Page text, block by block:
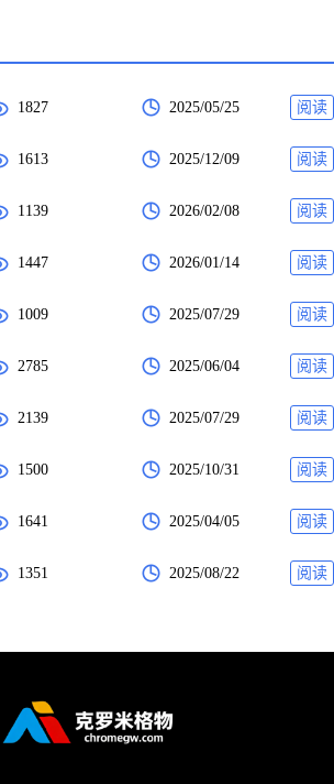
1827 2025/05/25 阅读
1613 2025/12/09 阅读
1139 2026/02/08 阅读
1447 2026/01/14 阅读
1009 2025/07/29 阅读
2785 2025/06/04 阅读
2139 2025/07/29 阅读
1500 2025/10/31 阅读
1641 2025/04/05 阅读
1351 2025/08/22 阅读